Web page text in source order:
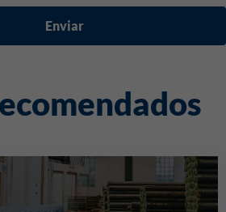
Enviar